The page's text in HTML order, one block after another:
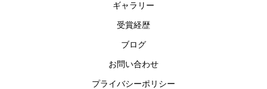
ギャラリー
受賞経歴
ブログ
お問い合わせ
プライバシーポリシー